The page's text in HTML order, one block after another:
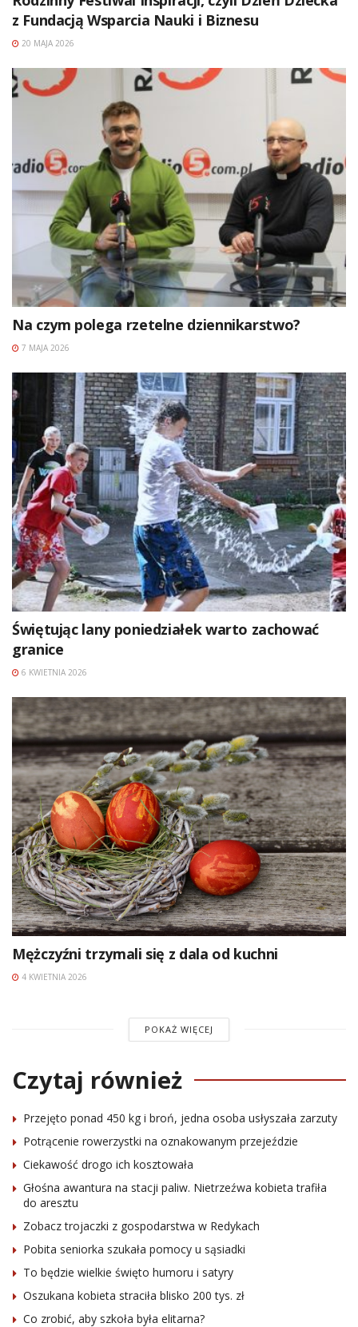
z Fundacją Wsparcia Nauki i Biznesu
20 MAJA 2026
Na czym polega rzetelne dziennikarstwo?
7 MAJA 2026
Świętując lany poniedziałek warto zachować
granice
6 KWIETNIA 2026
Mężczyźni trzymali się z dala od kuchni
4 KWIETNIA 2026
POKAŻ WIĘCEJ
Czytaj również
Przejęto ponad 450 kg i broń, jedna osoba usłyszała zarzuty
Potrącenie rowerzystki na oznakowanym przejeździe
Ciekawość drogo ich kosztowała
Głośna awantura na stacji paliw. Nietrzeźwa kobieta trafiła
do aresztu
Zobacz trojaczki z gospodarstwa w Redykach
Pobita seniorka szukała pomocy u sąsiadki
To będzie wielkie święto humoru i satyry
Oszukana kobieta straciła blisko 200 tys. zł
Co zrobić, aby szkoła była elitarna?